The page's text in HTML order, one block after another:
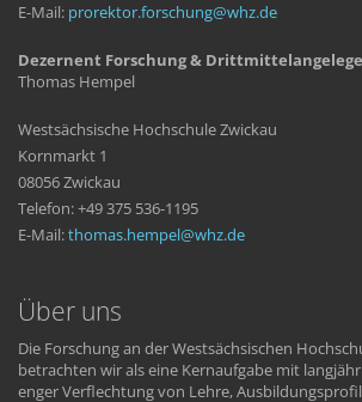
E-Mail: prorektor.forschung whzde
Dezernent Forschung &
Thomas Hempel
Westsächsische Hochschule Zwickau
Kornmarkt 1
08056 Zwickau
Telefon: +49 375 536-1195
E-Mail:thomas.hempel whzde
Über uns
Die Forschung an der Westsächsischen
betrachten wir als eine Kernaufgabe mit
enger Verflechtung von Lehre,